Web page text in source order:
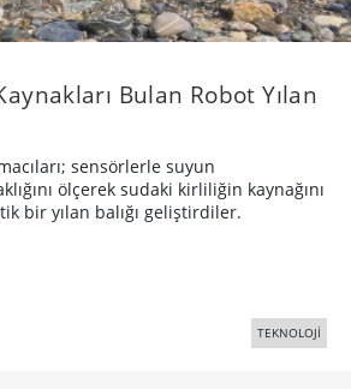
Bulan Robot Yılan
sensörlerle suyun
ölçerek sudaki kirliliğin kaynağını
bir yılan balığı geliştirdiler.
TEKNOLOJİ